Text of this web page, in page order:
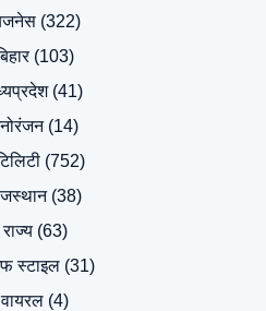
(322)
(103)
(41)
(14)
(752)
(38)
राज्य(63)
स्टाइल(31)
वायरल (4)